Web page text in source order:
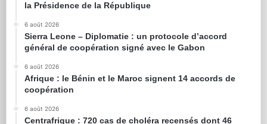
la Présidence de la République
6 août 2026
Sierra Leone – Diplomatie : un protocole d’accord
général de coopération signé avec le Gabon
6 août 2026
Afrique : le Bénin et le Maroc signent 14 accords de
coopération
6 août 2026
Centrafrique : 720 cas de choléra recensés dont 46